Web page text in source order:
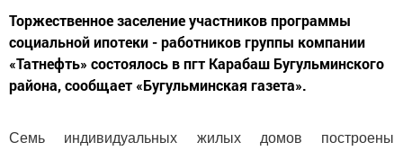
Торжественное заселение участников программы
социальной ипотеки - работников группы компании
«Татнефть» состоялось в пгт Карабаш Бугульминского
района, сообщает «Бугульминская газета».
Семь индивидуальных жилых домов построены